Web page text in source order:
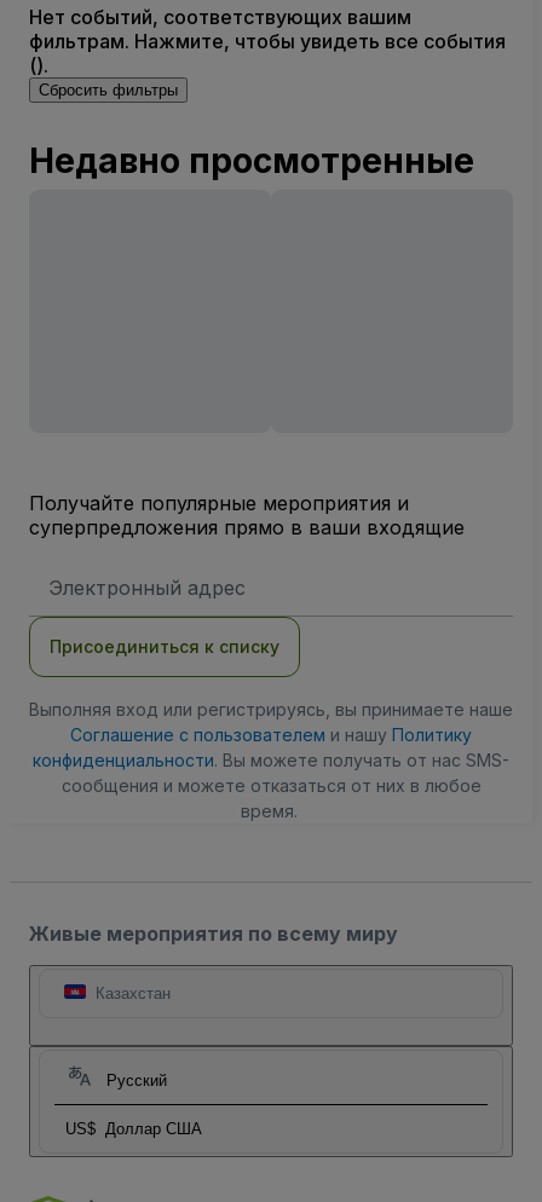
Нет событий, соответствующих вашим
фильтрам. Нажмите, чтобы увидеть все события
().
Сбросить фильтры
Недавно просмотренные
Получайте популярные мероприятия и
суперпредложения прямо в ваши входящие
электронной
Присоединиться к списку
Выполняя вход или регистрируясь, вы принимаете наше
Соглашение с пользователем и нашу Политику
конфиденциальности. Вы можете получать от нас SMS-
сообщения и можете отказаться от них в любое
время.
Живые мероприятия по всему миру
Казахстан
Русский
US$ Доллар США